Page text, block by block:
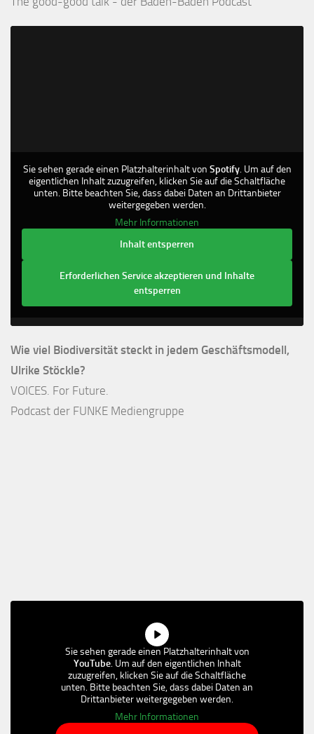
Sie sehen gerade einen Platzhalterinhalt von Spotify. Um auf den
eigentlichen Inhalt zuzugreifen, klicken Sie auf die Schaltfläche
unten. Bitte beachten Sie, dass dabei Daten an Drittanbieter
weitergegeben werden.
Mehr Informationen
Inhalt entsperren
Erforderlichen Service akzeptieren und Inhalte
entsperren
Wie viel Biodiversität steckt in jedem Geschäftsmodell,
Ulrike Stöckle?
VOICES. For Future.
Podcast der FUNKE Mediengruppe
Sie sehen gerade einen Platzhalterinhalt von
YouTube. Um auf den eigentlichen Inhalt
zuzugreifen, klicken Sie auf die Schaltfläche
unten. Bitte beachten Sie, dass dabei Daten an
Drittanbieter weitergegeben werden.
Mehr Informationen